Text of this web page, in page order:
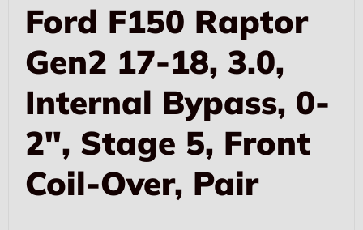
Ford F150 Raptor
Gen2 17-18, 3.0,
Internal Bypass, 0-
2″, Stage 5, Front
Coil-Over, Pair